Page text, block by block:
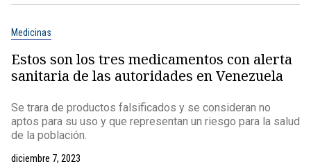
Medicinas
Estos son los tres medicamentos con alerta
sanitaria de las autoridades en Venezuela
Se trara de productos falsificados y se consideran no
aptos para su uso y que representan un riesgo para la salud
de la población.
diciembre 7, 2023